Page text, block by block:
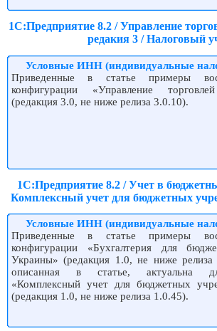
1С:Предприятие 8.2 / Управление
редакия 3 / Налоговый
Условные ИНН (индивидуальные
Приведенные в статье примеры
конфигурации «Управление
(редакция 3.0, не ниже релиза 3.0.10).
1С:Предприятие 8.2 / Учет в
Комплексный учет для бюджетных
Условные ИНН (индивидуальные
Приведенные в статье примеры
конфигурации «Бухгалтерия для
Украины» (редакция 1.0, не ниже
описанная в статье, актуальна
«Комплексный учет для бюджетных
(редакция 1.0, не ниже релиза 1.0.45).